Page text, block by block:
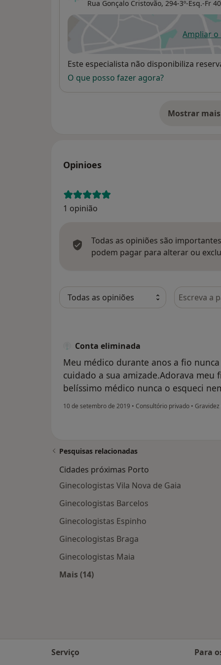
Rua Gonçalo Cristovão, 294-3º-Esq.-Fr
Ampliar o
Disponibilidade
Este especialista não disponibiliza
O que posso fazer agora?
Mostrar
Opinioes
1 opinião
Todas as opiniões são
podem pagar para alterar ou
Pesquisar
Conta eliminada
Meu médico durante anos a fio
cuidado a sua amizade.Adorava meu
belíssimo médico nunca o esqueci
10 de setembro de 2019 • Consultório privado • Gravidez
Pesquisas relacionadas
Cidades próximas Porto
Ginecologistas Vila Nova de Gaia
Ginecologistas Barcelos
Ginecologistas Espinho
Ginecologistas Braga
Ginecologistas Maia
Mais (14)
Serviço Para